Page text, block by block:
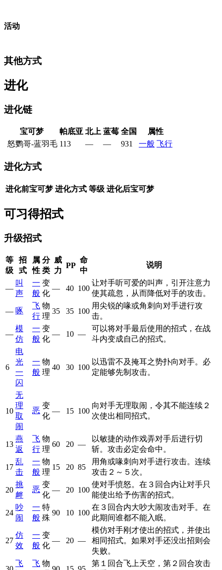
活动
其他方式
进化
进化链
宝可梦 帕底亚 北上 蓝莓 全国
属性
怒鹦哥-蓝羽毛 113 — — 931 一般 飞行
进化方式
进化前宝可梦 进化方式 等级 进化后宝可梦
可习得招式
升级招式
等
级
招
式
属
性
分
类
威
力
PP
命
中
说明
—
叫
声
一
般
变
化
— 40 100
让对手听可爱的叫声，引开注意力
使其疏忽，从而降低对手的攻击。
— 啄
飞
行
物
理
35 35 100
用尖锐的喙或角刺向对手进行攻
击。
—
模
仿
一
般
变
化
— 10 —
可以将对手最后使用的招式，在战
斗内变成自己的招式。
6
电
光
一
闪
一
般
物
理
40 30 100
以迅雷不及掩耳之势扑向对手。必
定能够先制攻击。
10
无
理
取
闹
恶
变
化
— 15 100
向对手无理取闹，令其不能连续２
次使出相同招式。
13
燕
返
飞
行
物
理
60 20 —
以敏捷的动作戏弄对手后进行切
斩。攻击必定会命中。
17
乱
击
一
般
物
理
15 20 85
用角或喙刺向对手进行攻击。连续
攻击２～５次。
20
挑
衅
恶
变
化
— 20 100
使对手愤怒。在３回合内让对手只
能使出给予伤害的招式。
24
吵
闹
一
般
特
殊
90 10 100
在３回合内大吵大闹攻击对手。在
此期间谁都不能入眠。
27
仿
效
一
般
变
化
— 20 —
模仿对手刚才使出的招式，并使出
相同招式。如果对手还没出招则会
失败。
飞
飞 物
第１回合飞上天空，第２回合攻击